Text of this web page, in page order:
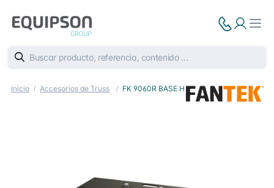
Inicio Accesorios de Truss FK 9060R BASE H